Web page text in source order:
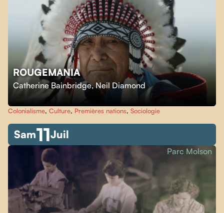
ROUGEMANIA
Catherine Bainbridge,Neil Diamond
Colonialisme, Culture, Premières nations, Sociologie
Sam11Juil
Parc Molson